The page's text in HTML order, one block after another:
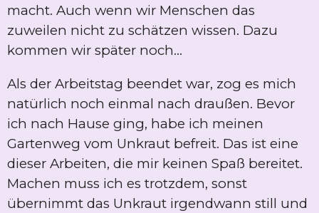
macht. Auch wenn wir Menschen das
zuweilen nicht zu schätzen wissen. Dazu
kommen wir später noch...
Als der Arbeitstag beendet war, zog es mich
natürlich noch einmal nach draußen. Bevor
ich nach Hause ging, habe ich meinen
Gartenweg vom Unkraut befreit. Das ist eine
dieser Arbeiten, die mir keinen Spaß bereitet.
Machen muss ich es trotzdem, sonst
übernimmt das Unkraut irgendwann still und